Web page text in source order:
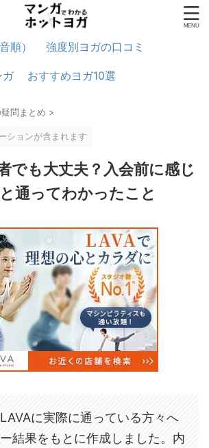
順） 強度別ヨガの口コミ
ガ おすすめヨガ10選
問まとめ >
ションが含まれます
でも大丈夫？入会前に感じ
通ってわかったこと
に実際に通っている方々へ
結果をもとに作成しました。内